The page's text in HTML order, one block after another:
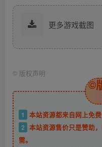
更多游戏截图
© 版权声明
©
1
本站资源都来自网上免
2 本站资源售价只是赞助
需。